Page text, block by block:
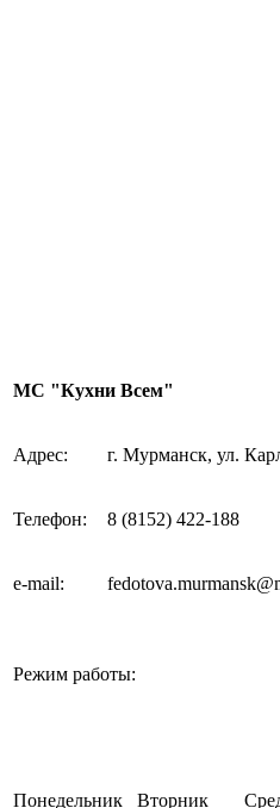
МС "Кухни Всем"
Адрес: г. Мурманск, ул.
Телефон: 8 (8152) 422-188
e-mail:
Режим работы:
Понедельник Вторник